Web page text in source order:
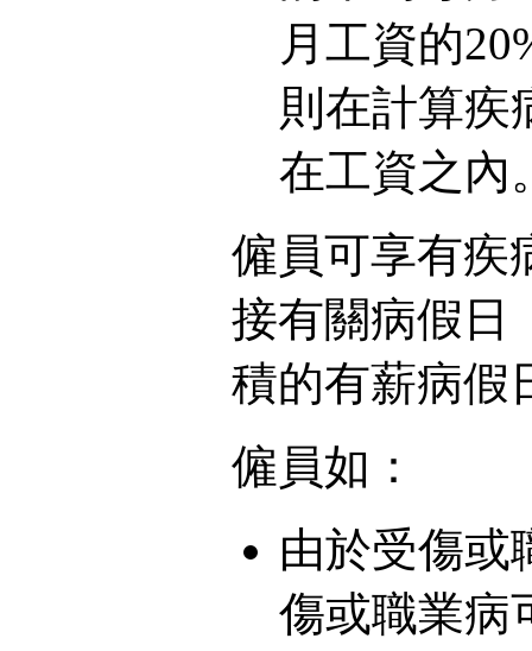
月工資的
則在計算疾
在工資之內
僱員可享有疾
接有關病假日
積的有薪病假
僱員如：
由於受傷或
傷或職業病